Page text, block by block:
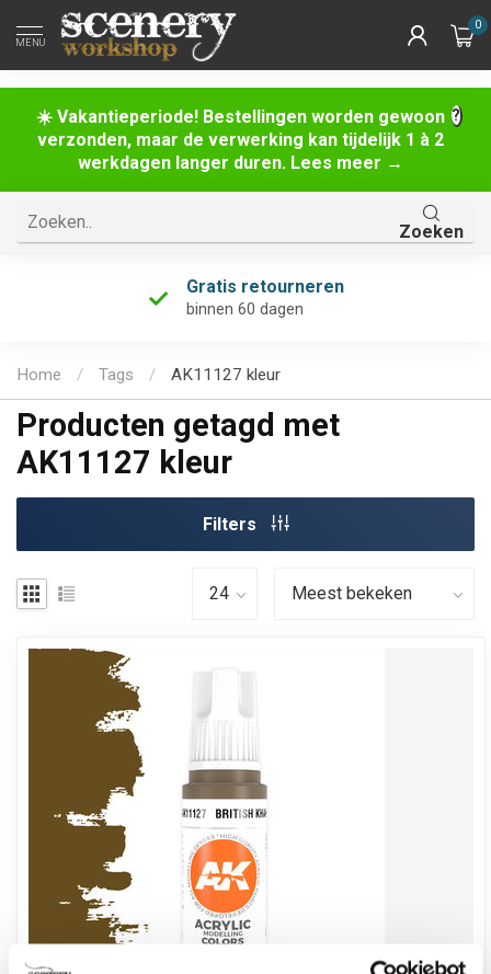
☀️ Vakantieperiode! Bestellingen worden gewoon
verzonden, maar de verwerking kan tijdelijk 1 à 2
werkdagen langer duren. Lees meer →
MENU
0
Zoeken
Gratis retourneren
binnen 60 dagen
Home / Tags / AK11127 kleur
Producten getagd met
AK11127 kleur
Filters